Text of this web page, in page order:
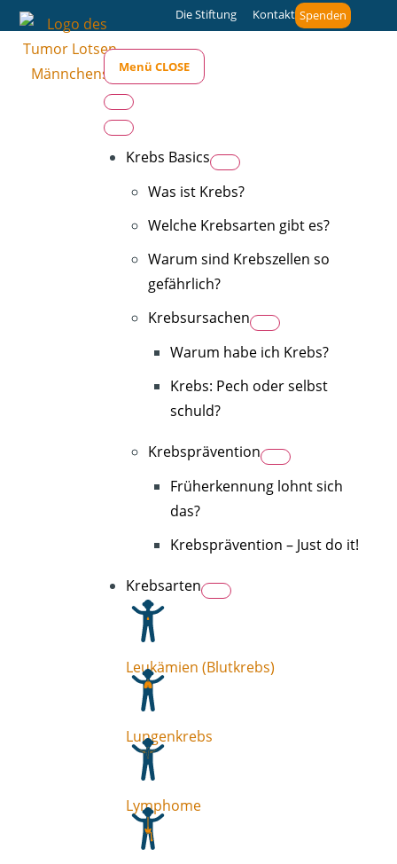
Die Stiftung Kontakt Spenden
Menü CLOSE
Krebs Basics
Was ist Krebs?
Welche Krebsarten gibt es?
Warum sind Krebszellen so
gefährlich?
Krebsursachen
Warum habe ich Krebs?
Krebs: Pech oder selbst
schuld?
Krebsprävention
Früherkennung lohnt sich
das?
Krebsprävention – Just do it!
Krebsarten
Leukämien (Blutkrebs)
Lungenkrebs
Lymphome